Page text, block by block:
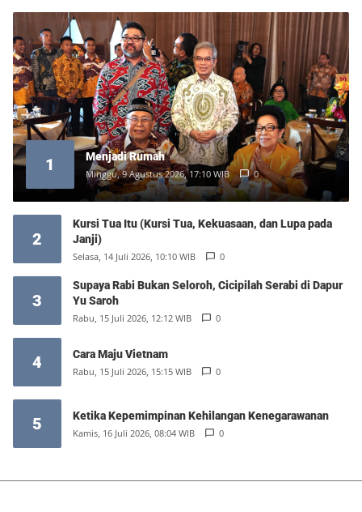
1 Menjadi Rumah
Minggu, 9 Agustus 2026, 17:10 WIB 0
2
Kursi Tua Itu (Kursi Tua, Kekuasaan, dan Lupa pada
Janji)
Selasa, 14 Juli 2026, 10:10 WIB 0
3
Supaya Rabi Bukan Seloroh, Cicipilah Serabi di Dapur
Yu Saroh
Rabu, 15 Juli 2026, 12:12 WIB 0
4 Cara Maju Vietnam
Rabu, 15 Juli 2026, 15:15 WIB 0
5 Ketika Kepemimpinan Kehilangan Kenegarawanan
Kamis, 16 Juli 2026, 08:04 WIB 0